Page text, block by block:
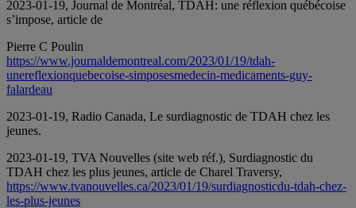
2023-01-19, Journal de Montréal, TDAH: une réflexion québécoise
s’impose, article de
Pierre C Poulin
https://www.journaldemontreal.com/2023/01/19/tdah-
unereflexionquebecoise-simposesmedecin-medicaments-guy-
falardeau
2023-01-19, Radio Canada, Le surdiagnostic de TDAH chez les
jeunes.
2023-01-19, TVA Nouvelles (site web réf.), Surdiagnostic du
TDAH chez les plus jeunes, article de Charel Traversy,
https://www.tvanouvelles.ca/2023/01/19/surdiagnosticdu-tdah-chez-
les-plus-jeunes